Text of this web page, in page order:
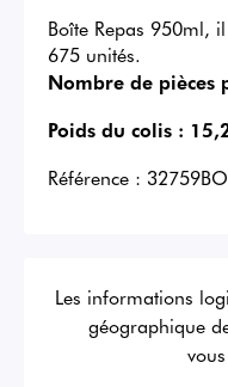
Boîte Repas 950ml,
675 unités.
Nombre de pièces
Poids du colis :
Référence :
Les informations
géographique